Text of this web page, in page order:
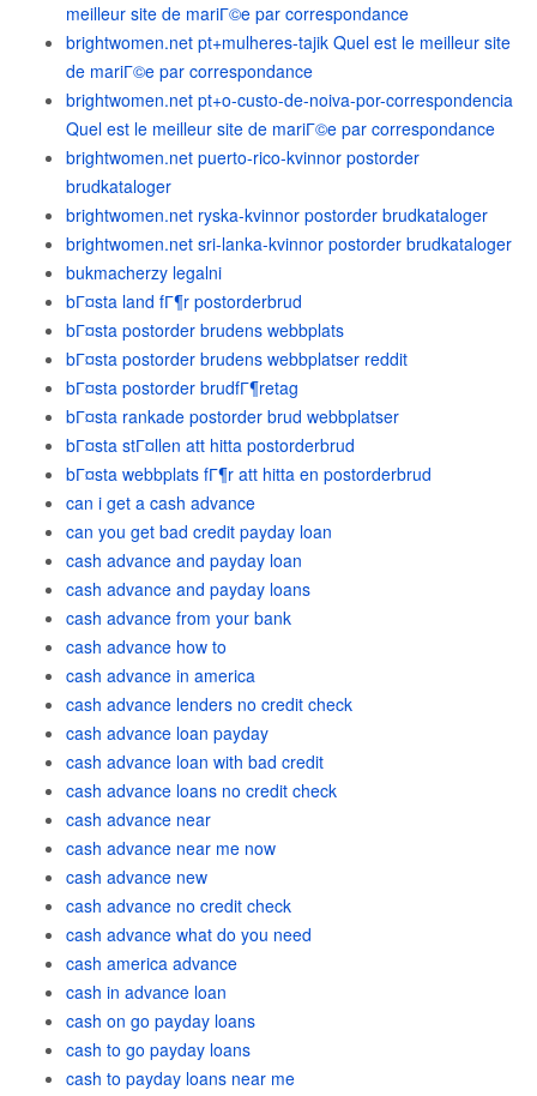
meilleur site de mariГ©e par correspondance
brightwomen.net pt+mulheres-tajik Quel est le meilleur site
de mariГ©e par correspondance
brightwomen.net pt+o-custo-de-noiva-por-correspondencia
Quel est le meilleur site de mariГ©e par correspondance
brightwomen.net puerto-rico-kvinnor postorder
brudkataloger
brightwomen.net ryska-kvinnor postorder brudkataloger
brightwomen.net sri-lanka-kvinnor postorder brudkataloger
bukmacherzy legalni
bГ¤sta land fГ¶r postorderbrud
bГ¤sta postorder brudens webbplats
bГ¤sta postorder brudens webbplatser reddit
bГ¤sta postorder brudfГ¶retag
bГ¤sta rankade postorder brud webbplatser
bГ¤sta stГ¤llen att hitta postorderbrud
bГ¤sta webbplats fГ¶r att hitta en postorderbrud
can i get a cash advance
can you get bad credit payday loan
cash advance and payday loan
cash advance and payday loans
cash advance from your bank
cash advance how to
cash advance in america
cash advance lenders no credit check
cash advance loan payday
cash advance loan with bad credit
cash advance loans no credit check
cash advance near
cash advance near me now
cash advance new
cash advance no credit check
cash advance what do you need
cash america advance
cash in advance loan
cash on go payday loans
cash to go payday loans
cash to payday loans near me